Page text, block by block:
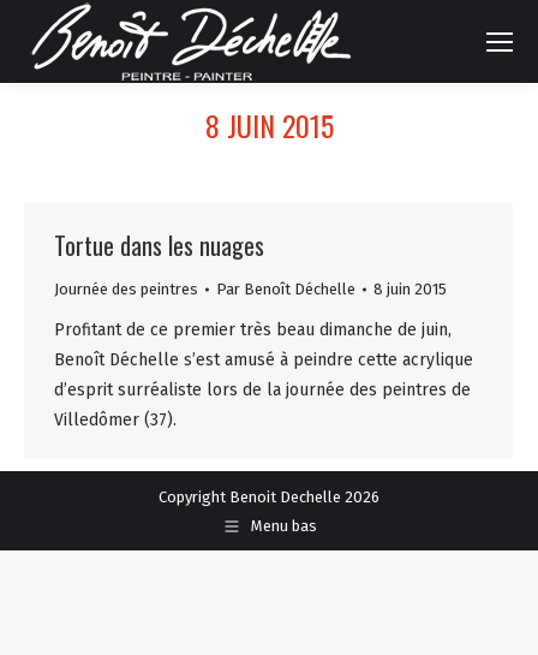
8 JUIN 2015
Tortue dans les nuages
Journée des peintres Par Benoît Déchelle 8 juin 2015
Profitant de ce premier très beau dimanche de juin,
Benoît Déchelle s’est amusé à peindre cette acrylique
d’esprit surréaliste lors de la journée des peintres de
Villedômer (37).
Copyright Benoit Dechelle 2026
Menu bas